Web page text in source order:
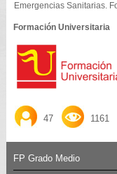
Emergencias Sanitarias.
Formación Universitaria
47 1161
FP Grado Medio